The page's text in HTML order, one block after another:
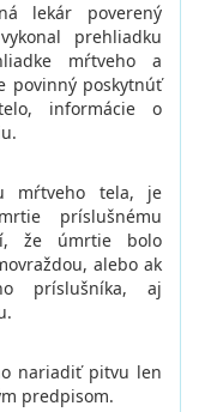
lekár poverený
prehliadku
mŕtveho a
povinný poskytnúť
informácie o
mŕtveho tela, je
príslušnému
že úmrtie bolo
alebo ak
príslušníka, aj
nariadiť pitvu len
predpisom.